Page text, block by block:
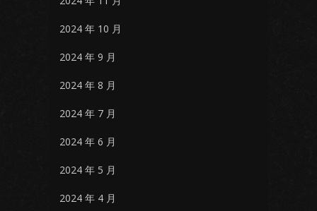
2024 年 10 月
2024 年 9 月
2024 年 8 月
2024 年 7 月
2024 年 6 月
2024 年 5 月
2024 年 4 月